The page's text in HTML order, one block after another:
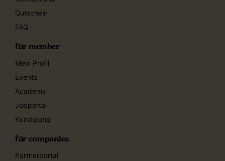
Gutschein
FAQ
für member
Mein Profil
Events
Academy
Jobportal
Kündigung
für companies
Partnerportal